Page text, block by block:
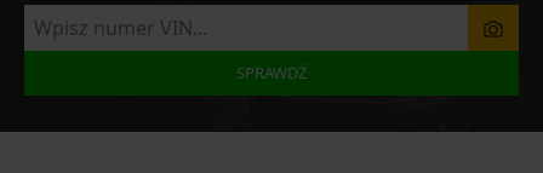
SPRAWDŹ